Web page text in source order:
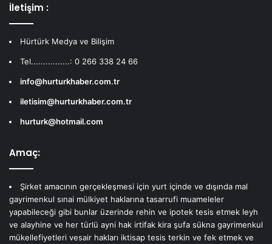
İletişim :
Hürtürk Medya ve Bilişim
Tel................: 0 266 338 24 66
info@hurturkhaber.com.tr
iletisim@hurturkhaber.com.tr
hurturk@hotmail.com
Amaç:
Şirket amacının gerçekleşmesi için yurt içinde ve dışında mal
gayrimenkul sınai mülkiyet haklarına tasarrufi muameleler
yapabileceği gibi bunlar üzerinde rehin ve ipotek tesis etmek leyh
ve alayhine ve her türlü ayni hak irtifak kira şufa sükna gayrimenkul
mükellefiyetleri vesair hakları iktisap tesis terkin ve fek etmek ve